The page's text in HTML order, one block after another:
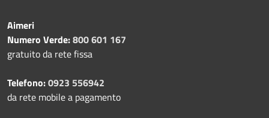
Aimeri
Numero Verde:800 601 167
gratuito da rete fissa
Telefono:0923 556942
da rete mobile a pagamento